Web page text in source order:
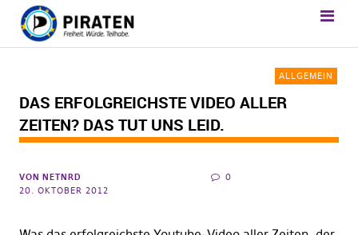
ALLGEMEIN
DAS ERFOLGREICHSTE VIDEO ALLER
ZEITEN? DAS TUT UNS LEID.
VON NETNRD
20. OKTOBER 2012
0